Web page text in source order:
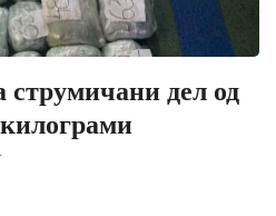
дел од